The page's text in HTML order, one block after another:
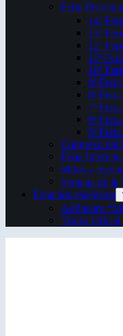
Feria
14ª
13ª
12ª
11ª
10ª
9ª
8ª
7ª
6ª
5ª
Congreso del
Feria
Mitos y
Semana de
Espacios escénicos
Anfiteatro
Teatro Oficial